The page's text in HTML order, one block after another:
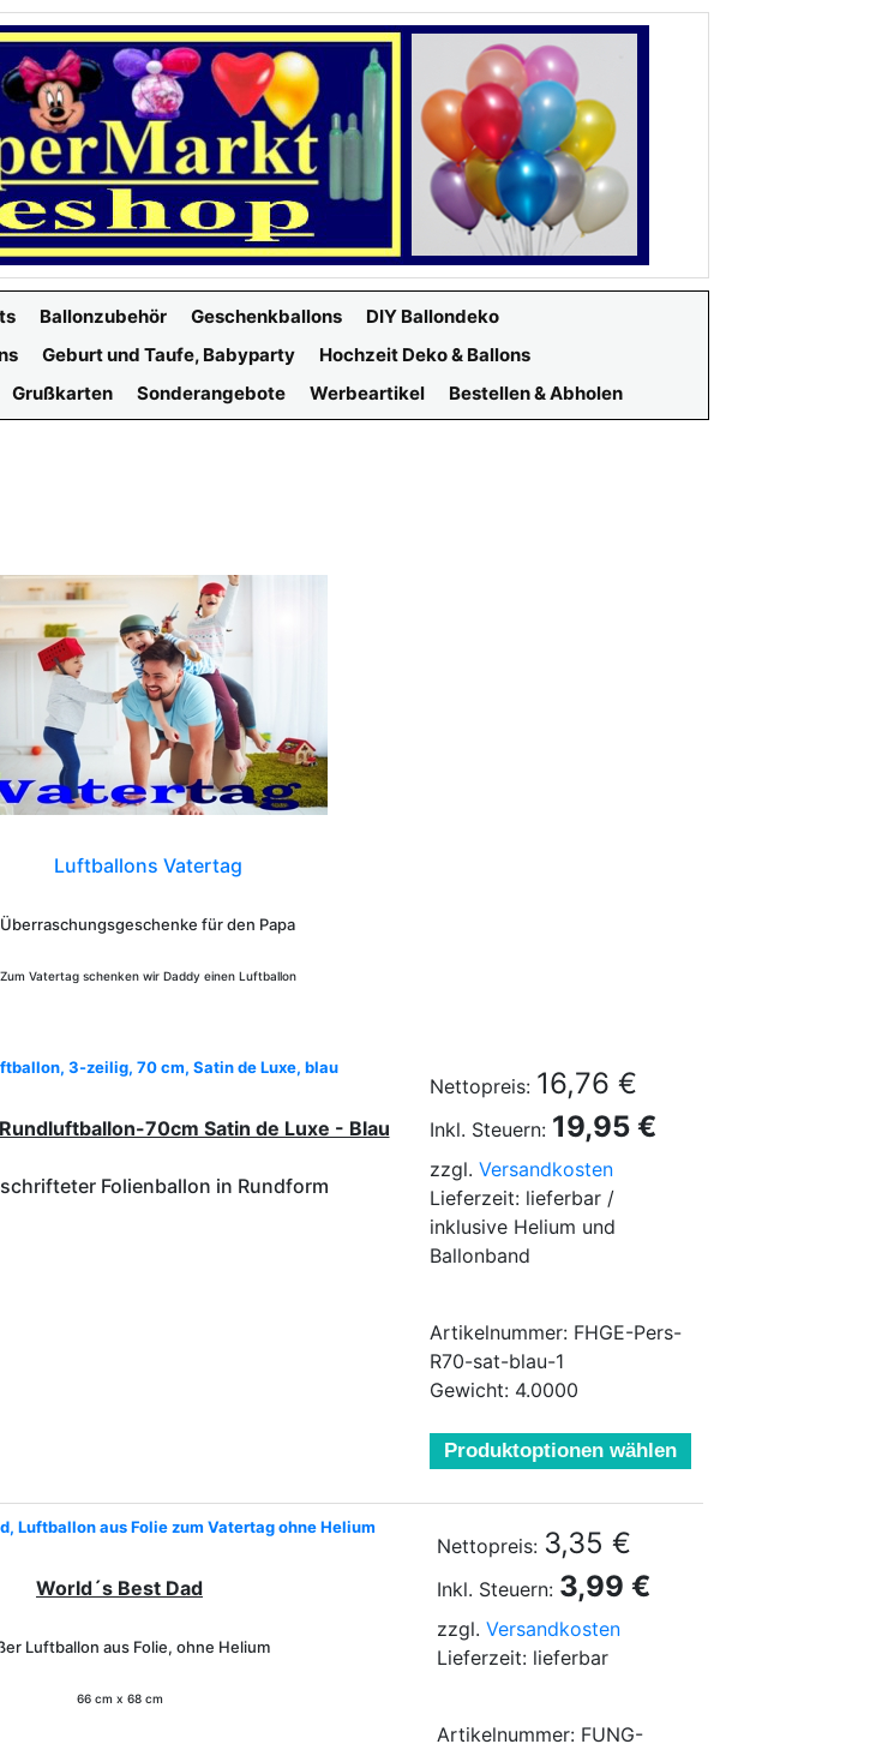
Ballonzubehör Geschenkballons
DIY Ballondeko
Geburt und Taufe, Babyparty
Hochzeit Deko & Ballons
Grußkarten Sonderangebote Werbeartikel Bestellen & Abholen
Luftballons Vatertag
Überraschungsgeschenke für den Papa
Zum Vatertag schenken wir Daddy einen Luftballon
3-zeilig, 70 cm, Satin de Luxe, blau
70cm Satin de Luxe - Blau
Folienballon in Rundform
Nettopreis: 16,76 €
Inkl. Steuern: 19,95 €
zzgl. Versandkosten
Lieferzeit: lieferbar /
inklusive Helium und
Ballonband
Artikelnummer: FHGE-Pers-
R70-sat-blau-1
Gewicht: 4.0000
Produktoptionen wählen
Luftballon aus Folie zum Vatertag ohne Helium
World´s Best Dad
Luftballon aus Folie, ohne Helium
66 cm x 68 cm
Nettopreis: 3,35 €
Inkl. Steuern: 3,99 €
zzgl. Versandkosten
Lieferzeit: lieferbar
Artikelnummer: FUNG-